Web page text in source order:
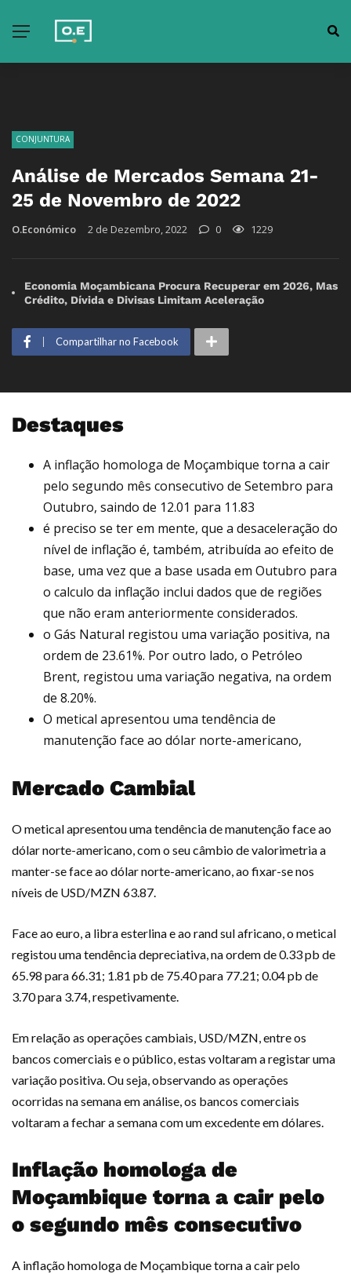
CONJUNTURA
Análise de Mercados Semana 21-
25 de Novembro de 2022
O.Económico 2 de Dezembro, 2022 0 1229
Economia Moçambicana Procura Recuperar em 2026, Mas
Crédito, Dívida e Divisas Limitam Aceleração
Compartilhar no Facebook
Destaques
A inflação homologa de Moçambique torna a cair
pelo segundo mês consecutivo de Setembro para
Outubro, saindo de 12.01 para 11.83
é preciso se ter em mente, que a desaceleração do
nível de inflação é, também, atribuída ao efeito de
base, uma vez que a base usada em Outubro para
o calculo da inflação inclui dados que de regiões
que não eram anteriormente considerados.
o Gás Natural registou uma variação positiva, na
ordem de 23.61%. Por outro lado, o Petróleo
Brent, registou uma variação negativa, na ordem
de 8.20%.
O metical apresentou uma tendência de
manutenção face ao dólar norte-americano,
Mercado Cambial
O metical apresentou uma tendência de manutenção face ao
dólar norte-americano, com o seu câmbio de valorimetria a
manter-se face ao dólar norte-americano, ao fixar-se nos
níveis de USD/MZN 63.87.
Face ao euro, a libra esterlina e ao rand sul africano, o metical
registou uma tendência depreciativa, na ordem de 0.33 pb de
65.98 para 66.31; 1.81 pb de 75.40 para 77.21; 0.04 pb de
3.70 para 3.74, respetivamente.
Em relação as operações cambiais, USD/MZN, entre os
bancos comerciais e o público, estas voltaram a registar uma
variação positiva. Ou seja, observando as operações
ocorridas na semana em análise, os bancos comerciais
voltaram a fechar a semana com um excedente em dólares.
Inflação homologa de
Moçambique torna a cair pelo
o segundo mês consecutivo
A inflação homologa de Moçambique torna a cair pelo